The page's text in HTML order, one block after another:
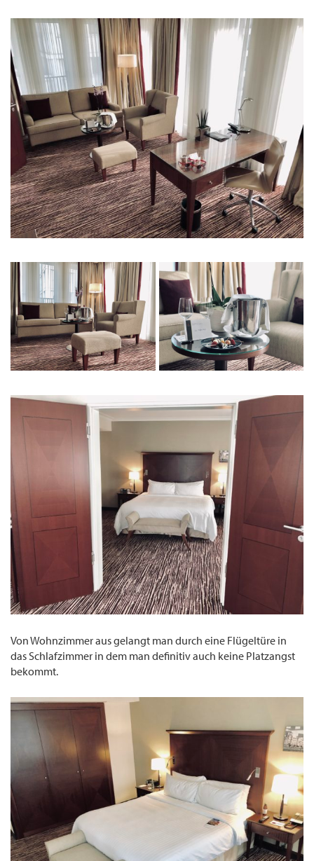
Von Wohnzimmer aus gelangt man durch eine Flügeltüre in
das Schlafzimmer in dem man definitiv auch keine Platzangst
bekommt.